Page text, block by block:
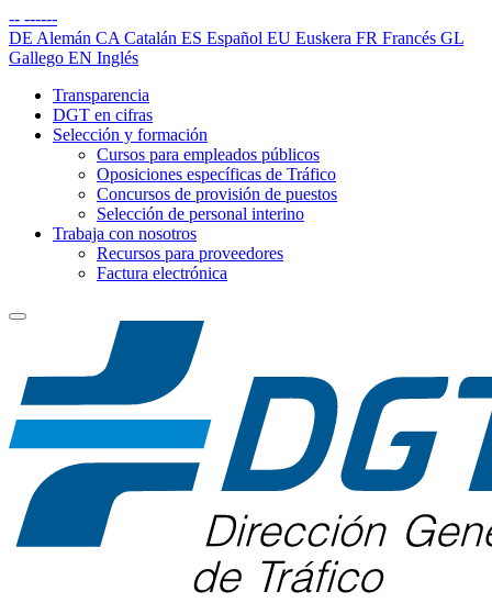
-- ------
DE Alemán CA Catalán ES Español EU Euskera FR Francés GL
Gallego EN Inglés
Transparencia
DGT en cifras
Selección y formación
Cursos para empleados públicos
Oposiciones específicas de Tráfico
Concursos de provisión de puestos
Selección de personal interino
Trabaja con nosotros
Recursos para proveedores
Factura electrónica